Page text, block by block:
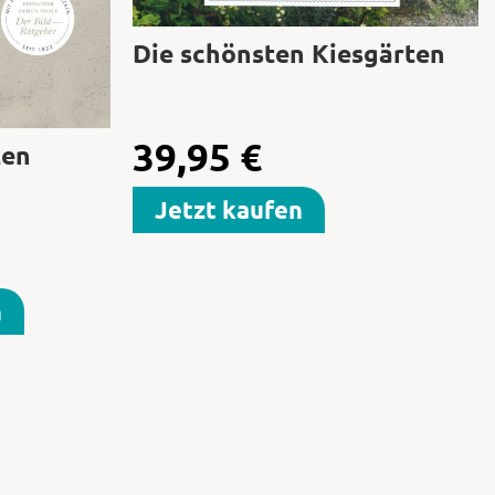
Die schönsten Kiesgärten
39,95 €
Jetzt kaufen